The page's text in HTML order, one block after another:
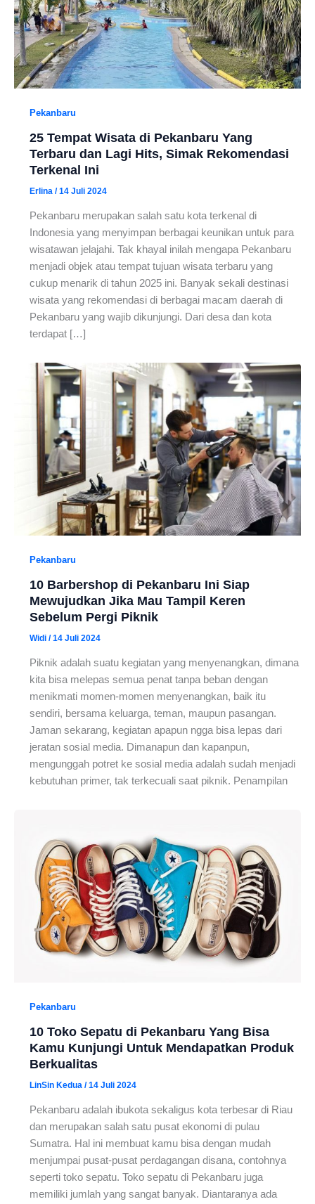
Pekanbaru
25 Tempat Wisata di Pekanbaru Yang
Terbaru dan Lagi Hits, Simak Rekomendasi
Terkenal Ini
Erlina /14 Juli 2024
Pekanbaru merupakan salah satu kota terkenal di
Indonesia yang menyimpan berbagai keunikan untuk para
wisatawan jelajahi. Tak khayal inilah mengapa Pekanbaru
menjadi objek atau tempat tujuan wisata terbaru yang
cukup menarik di tahun 2025 ini. Banyak sekali destinasi
wisata yang rekomendasi di berbagai macam daerah di
Pekanbaru yang wajib dikunjungi. Dari desa dan kota
terdapat […]
Pekanbaru
10 Barbershop di Pekanbaru Ini Siap
Mewujudkan Jika Mau Tampil Keren
Sebelum Pergi Piknik
Widi /14 Juli 2024
Piknik adalah suatu kegiatan yang menyenangkan, dimana
kita bisa melepas semua penat tanpa beban dengan
menikmati momen-momen menyenangkan, baik itu
sendiri, bersama keluarga, teman, maupun pasangan.
Jaman sekarang, kegiatan apapun ngga bisa lepas dari
jeratan sosial media. Dimanapun dan kapanpun,
mengunggah potret ke sosial media adalah sudah menjadi
kebutuhan primer, tak terkecuali saat piknik. Penampilan
Pekanbaru
10 Toko Sepatu di Pekanbaru Yang Bisa
Kamu Kunjungi Untuk Mendapatkan Produk
Berkualitas
LinSin Kedua /14 Juli 2024
Pekanbaru adalah ibukota sekaligus kota terbesar di Riau
dan merupakan salah satu pusat ekonomi di pulau
Sumatra. Hal ini membuat kamu bisa dengan mudah
menjumpai pusat-pusat perdagangan disana, contohnya
seperti toko sepatu. Toko sepatu di Pekanbaru juga
memiliki jumlah yang sangat banyak. Diantaranya ada